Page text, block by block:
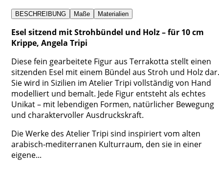
BESCHREIBUNG Maße Materialien
Esel sitzend mit Strohbündel und Holz – für 10 cm
Krippe, Angela Tripi
Diese fein gearbeitete Figur aus Terrakotta stellt einen
sitzenden Esel mit einem Bündel aus Stroh und Holz dar.
Sie wird in Sizilien im Atelier Tripi vollständig von Hand
modelliert und bemalt. Jede Figur entsteht als echtes
Unikat – mit lebendigen Formen, natürlicher Bewegung
und charaktervoller Ausdruckskraft.
Die Werke des Atelier Tripi sind inspiriert vom alten
arabisch-mediterranen Kulturraum, den sie in einer
eigene...